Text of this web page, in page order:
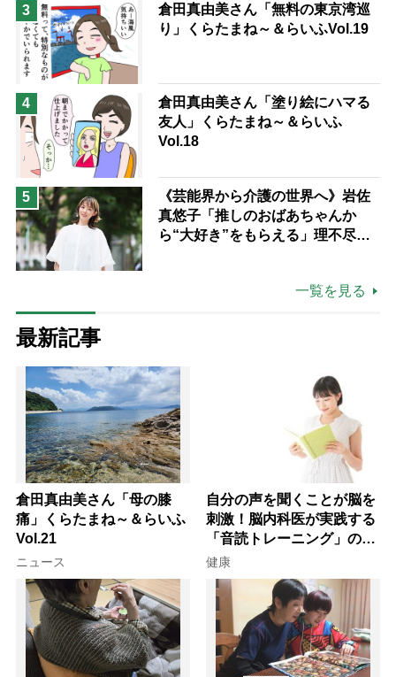
3
倉田真由美さん「無料の東京湾巡
り」くらたまね～＆らいふVol.19
4
倉田真由美さん「塗り絵にハマる
友人」くらたまね～＆らいふ
Vol.18
5
《芸能界から介護の世界へ》岩佐
真悠子「推しのおばあちゃんか
ら“大好き”をもらえる」理不尽さ
一覧を見る
最新記事
倉田真由美さん「母の膝
痛」くらたまね～＆らいふ
Vol.21
ニュース
自分の声を聞くことが脳を
刺激！脳内科医が実践する
「音読トレーニング」の極
意
健康